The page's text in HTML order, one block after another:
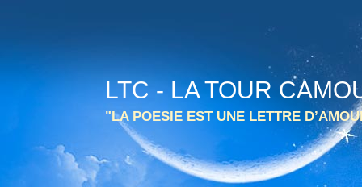
LTC - LA TOUR
"LA POESIE EST UNE LETTRE